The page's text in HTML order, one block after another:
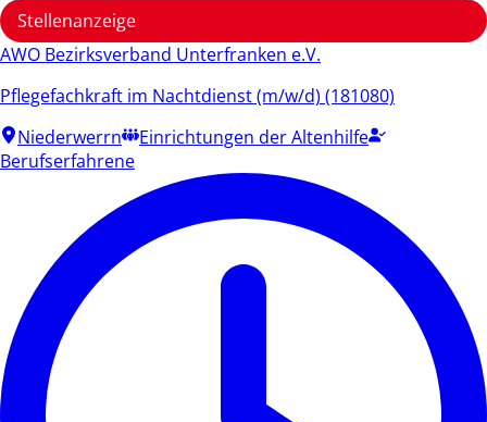
Stellenanzeige
AWO Bezirksverband Unterfranken e.V.
Pflegefachkraft im Nachtdienst (m/w/d) (181080)
Niederwerrn
Einrichtungen der Altenhilfe
Berufserfahrene